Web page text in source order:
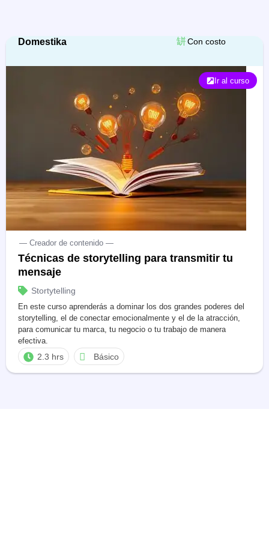
Domestika Con costo
Ir al curso
— Creador de contenido —
Técnicas de storytelling para transmitir tu
mensaje
Stortytelling
En este curso aprenderás a dominar los dos grandes poderes del
storytelling, el de conectar emocionalmente y el de la atracción,
para comunicar tu marca, tu negocio o tu trabajo de manera
efectiva.
2.3 hrs Básico